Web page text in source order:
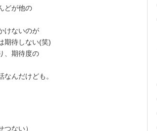
どが他の
けないのが
待しない(笑)
、期待度の
んだけども。
ない）